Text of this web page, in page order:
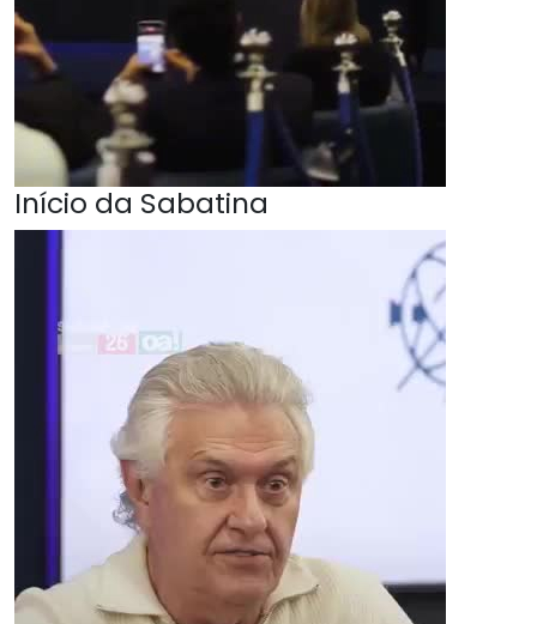
Início da Sabatina